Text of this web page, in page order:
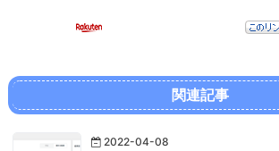
関連記事
2022-04-08